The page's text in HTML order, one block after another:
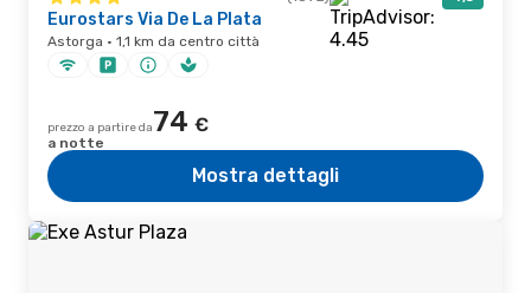
Eurostars Via De La Plata
Astorga · 1,1 km da centro città
prezzo a partire da74 €
a notte
Mostra dettagli